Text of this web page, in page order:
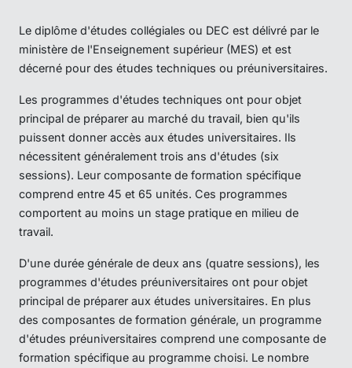
Le diplôme d'études collégiales ou DEC est délivré par le
ministère de l'Enseignement supérieur (MES) et est
décerné pour des études techniques ou préuniversitaires.
Les programmes d'études techniques ont pour objet
principal de préparer au marché du travail, bien qu'ils
puissent donner accès aux études universitaires. Ils
nécessitent généralement trois ans d'études (six
sessions). Leur composante de formation spécifique
comprend entre 45 et 65 unités. Ces programmes
comportent au moins un stage pratique en milieu de
travail.
D'une durée générale de deux ans (quatre sessions), les
programmes d'études préuniversitaires ont pour objet
principal de préparer aux études universitaires. En plus
des composantes de formation générale, un programme
d'études préuniversitaires comprend une composante de
formation spécifique au programme choisi. Le nombre